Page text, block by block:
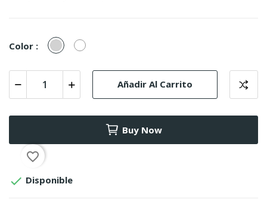
Color : Gris Blanco
Añadir Al Carrito
Buy Now
favorite_border
 Disponible